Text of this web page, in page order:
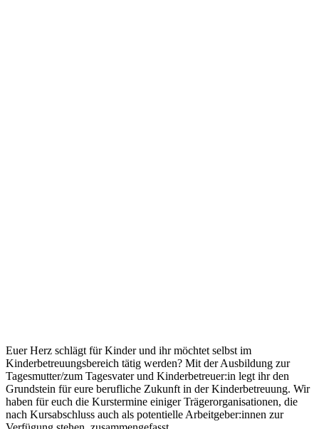
Euer Herz schlägt für Kinder und ihr möchtet selbst im
Kinderbetreuungsbereich tätig werden? Mit der Ausbildung zur
Tagesmutter/zum Tagesvater und Kinderbetreuer:in legt ihr den
Grundstein für eure berufliche Zukunft in der Kinderbetreuung. Wir
haben für euch die Kurstermine einiger Trägerorganisationen, die
nach Kursabschluss auch als potentielle Arbeitgeber:innen zur